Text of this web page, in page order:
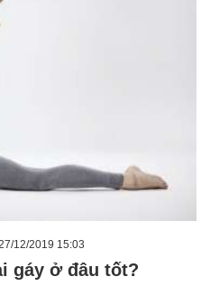
12/2019 15:03
gáy ở đâu tốt?